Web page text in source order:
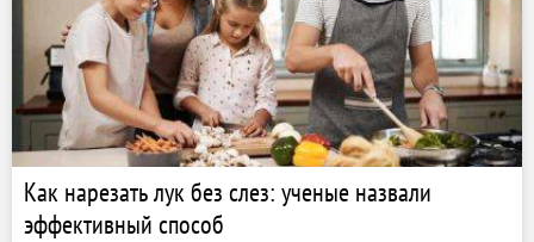
Как нарезать лук без слез: ученые назвали
эффективный способ